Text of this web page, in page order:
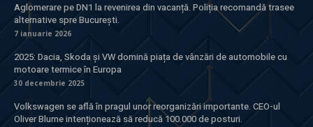
Aglomerare pe DN1 la revenirea din vacanță. Poliția recomandă trasee
alternative spre București.
7 ianuarie 2026
2025: Dacia, Skoda și VW domină piața de vânzări de automobile cu
motoare termice în Europa
30 decembrie 2025
Volkswagen se află în pragul unor reorganizări importante. CEO-ul
Oliver Blume intenționează să reducă 100.000 de posturi.